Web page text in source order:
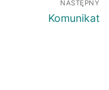
NASTĘPNY
Następny
Komunikat